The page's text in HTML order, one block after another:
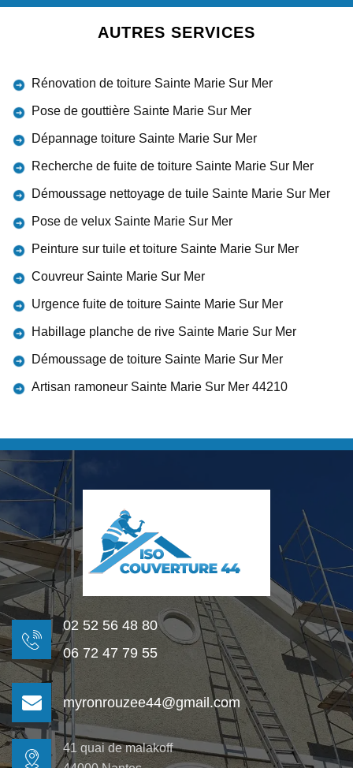
AUTRES SERVICES
Rénovation de toiture Sainte Marie Sur Mer
Pose de gouttière Sainte Marie Sur Mer
Dépannage toiture Sainte Marie Sur Mer
Recherche de fuite de toiture Sainte Marie Sur Mer
Démoussage nettoyage de tuile Sainte Marie Sur Mer
Pose de velux Sainte Marie Sur Mer
Peinture sur tuile et toiture Sainte Marie Sur Mer
Couvreur Sainte Marie Sur Mer
Urgence fuite de toiture Sainte Marie Sur Mer
Habillage planche de rive Sainte Marie Sur Mer
Démoussage de toiture Sainte Marie Sur Mer
Artisan ramoneur Sainte Marie Sur Mer 44210
02 52 56 48 80
06 72 47 79 55
myronrouzee44@gmail.com
41 quai de malakoff